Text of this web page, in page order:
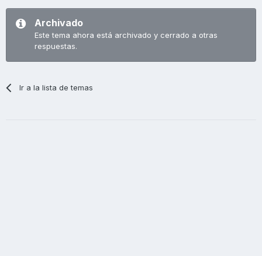
Archivado
Este tema ahora está archivado y cerrado a otras
respuestas.
Ir a la lista de temas